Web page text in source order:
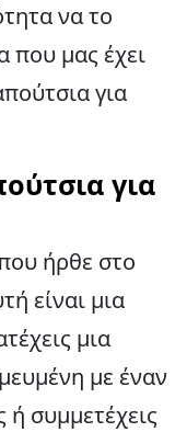
να το
που μας έχει
για
για
ήρθε στο
είναι μια
μια
με έναν
συμμετέχεις